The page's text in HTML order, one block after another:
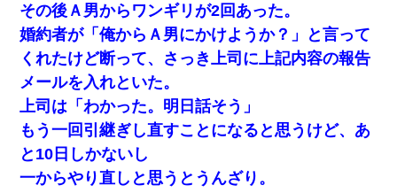
その後Ａ男からワンギリが2回あった。
婚約者が「俺からＡ男にかけようか？」と言って
くれたけど断って、さっき上司に上記内容の報告
メールを入れといた。
上司は「わかった。明日話そう」
もう一回引継ぎし直すことになると思うけど、あ
と10日しかないし
一からやり直しと思うとうんざり。